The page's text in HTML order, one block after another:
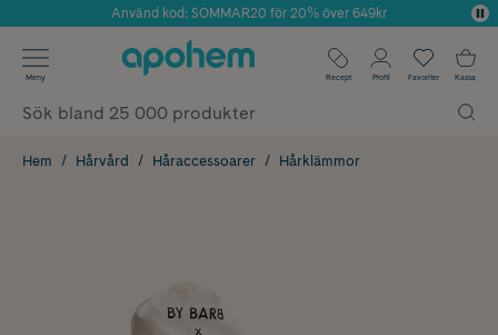
Årets Butik 2025 inom Skönhet
Använd kod: SOMMAR20 för 20% över 649kr
✓ Fri frakt
✓ Poäng på alla köp*
Meny Recept Profil Favoriter Kassa
Hem Hårvård Håraccessoarer Hårklämmor